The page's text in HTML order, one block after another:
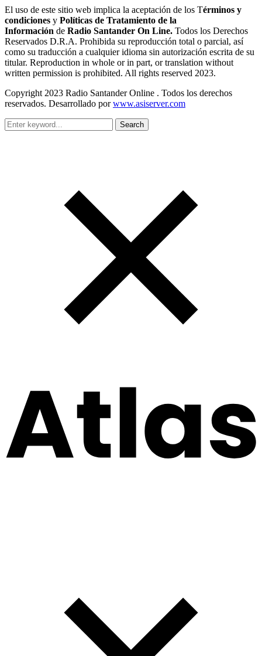
El uso de este sitio web implica la aceptación de los Términos y
condiciones y Políticas de Tratamiento de la
Información de Radio Santander On Line. Todos los Derechos
Reservados D.R.A. Prohibida su reproducción total o parcial, así
como su traducción a cualquier idioma sin autorización escrita de su
titular. Reproduction in whole or in part, or translation without
written permission is prohibited. All rights reserved 2023.
Copyright 2023 Radio Santander Online . Todos los derechos
reservados. Desarrollado porwww.asiserver.com
Search